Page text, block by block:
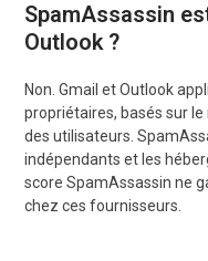
SpamAssassin
Outlook ?
Non. Gmail et Outlook
propriétaires, basés sur
des utilisateurs.
indépendants et les
score SpamAssassin ne
chez ces fournisseurs.